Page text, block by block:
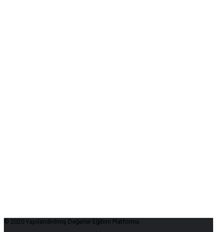
© 2020 Yapılandırılmış Değerler Eğitimi Platformu